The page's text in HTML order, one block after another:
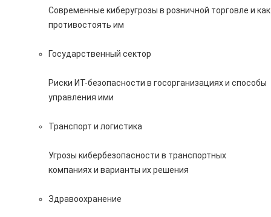
Современные киберугрозы в розничной торговле и как
противостоять им
Государственный сектор
Риски ИТ-безопасности в госорганизациях и способы
управления ими
Транспорт и логистика
Угрозы кибербезопасности в транспортных
компаниях и варианты их решения
Здравоохранение